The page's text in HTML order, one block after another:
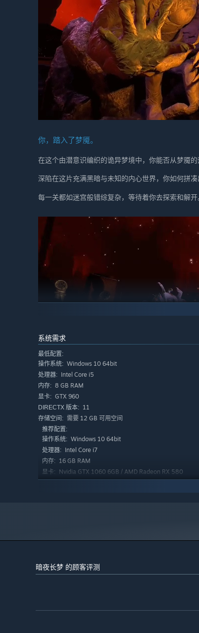
你，踏入了梦魇。
在这个由潜意识编织的诡异梦境中，你能否从梦魇的
深陷在这片充满黑暗与未知的内心世界，你如何拼凑
每一关都如迷宫般错综复杂，等待着你去探索和解
进入惊悚骇人的异想梦境
《暗夜长梦》是一款旁白叙事型惊悚冒险游戏，融
而展开，主角计划通过探索自己内心的恐惧世界实行
在经历了家庭破裂及其带来的悲痛后，一个小男孩
系统需求
最低配置:
操作系统: Windows 10 64bit
处理器: Intel Core i5
内存: 8 GB RAM
显卡: GTX 960
DIRECTX 版本: 11
存储空间: 需要 12 GB 可用空间
推荐配置:
操作系统: Windows 10 64bit
处理器: Intel Core i7
内存: 16 GB RAM
显卡:
Nvidia GTX 1060 6GB / AMD Radeon RX 580
8GB
暗夜长梦 的顾客评测